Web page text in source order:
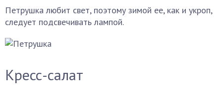
Петрушка любит свет, поэтому зимой ее, как и укроп,
следует подсвечивать лампой.
Кресс-салат